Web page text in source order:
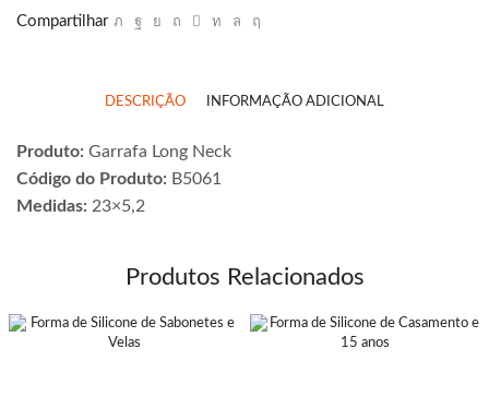
Compartilhar
DESCRIÇÃO INFORMAÇÃO ADICIONAL
Produto: Garrafa Long Neck
Código do Produto: B5061
Medidas: 23×5,2
Produtos Relacionados